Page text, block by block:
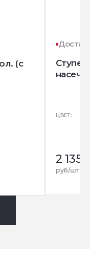
(с
ЦВЕТ:
2 135
руб/шт